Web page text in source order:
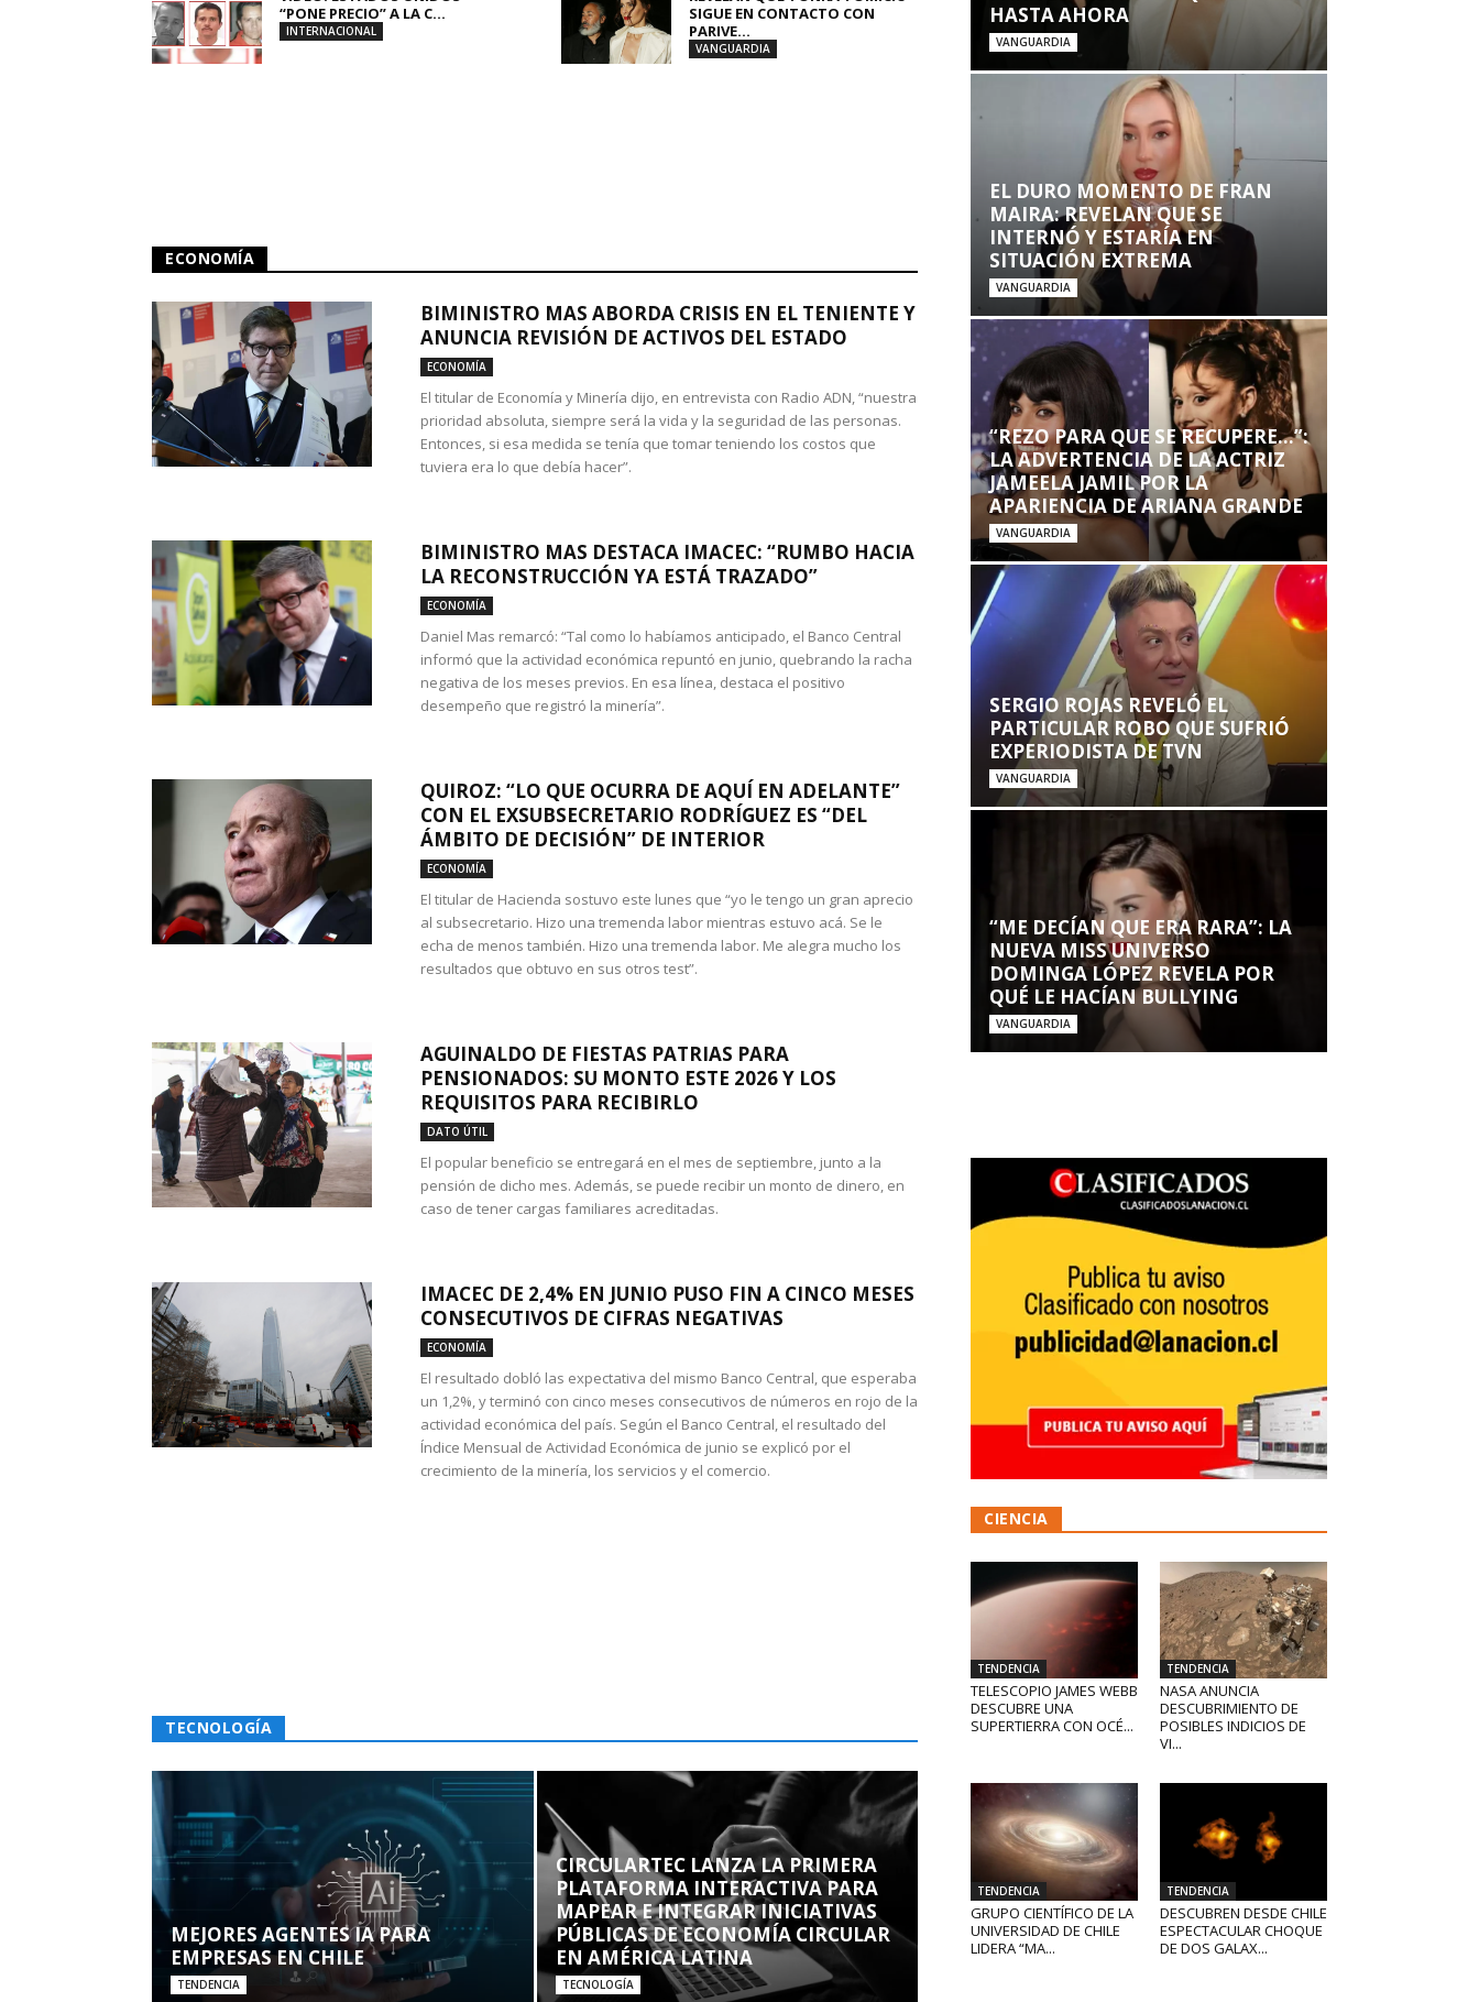
“PONE PRECIO” A LA C...
INTERNACIONAL
SIGUE EN CONTACTO CON
PARIVE...
VANGUARDIA
ECONOMÍA
BIMINISTRO MAS ABORDA CRISIS EN EL TENIENTE Y
ANUNCIA REVISIÓN DE ACTIVOS DEL ESTADO
ECONOMÍA
El titular de Economía y Minería dijo, en entrevista con Radio ADN, “nuestra
prioridad absoluta, siempre será la vida y la seguridad de las personas.
Entonces, si esa medida se tenía que tomar teniendo los costos que
tuviera era lo que debía hacer”.
BIMINISTRO MAS DESTACA IMACEC: “RUMBO HACIA
LA RECONSTRUCCIÓN YA ESTÁ TRAZADO”
ECONOMÍA
Daniel Mas remarcó: “Tal como lo habíamos anticipado, el Banco Central
informó que la actividad económica repuntó en junio, quebrando la racha
negativa de los meses previos. En esa línea, destaca el positivo
desempeño que registró la minería”.
QUIROZ: “LO QUE OCURRA DE AQUÍ EN ADELANTE”
CON EL EXSUBSECRETARIO RODRÍGUEZ ES “DEL
ÁMBITO DE DECISIÓN” DE INTERIOR
ECONOMÍA
El titular de Hacienda sostuvo este lunes que “yo le tengo un gran aprecio
al subsecretario. Hizo una tremenda labor mientras estuvo acá. Se le
echa de menos también. Hizo una tremenda labor. Me alegra mucho los
resultados que obtuvo en sus otros test”.
AGUINALDO DE FIESTAS PATRIAS PARA
PENSIONADOS: SU MONTO ESTE 2026 Y LOS
REQUISITOS PARA RECIBIRLO
DATO ÚTIL
El popular beneficio se entregará en el mes de septiembre, junto a la
pensión de dicho mes. Además, se puede recibir un monto de dinero, en
caso de tener cargas familiares acreditadas.
IMACEC DE 2,4% EN JUNIO PUSO FIN A CINCO MESES
CONSECUTIVOS DE CIFRAS NEGATIVAS
ECONOMÍA
El resultado dobló las expectativa del mismo Banco Central, que esperaba
un 1,2%, y terminó con cinco meses consecutivos de números en rojo de la
actividad económica del país. Según el Banco Central, el resultado del
Índice Mensual de Actividad Económica de junio se explicó por el
crecimiento de la minería, los servicios y el comercio.
TECNOLOGÍA
MEJORES AGENTES IA PARA
EMPRESAS EN CHILE
TENDENCIA
CIRCULARTEC LANZA LA PRIMERA
PLATAFORMA INTERACTIVA PARA
MAPEAR E INTEGRAR INICIATIVAS
PÚBLICAS DE ECONOMÍA CIRCULAR
EN AMÉRICA LATINA
TECNOLOGÍA
HASTA AHORA
VANGUARDIA
EL DURO MOMENTO DE FRAN
MAIRA: REVELAN QUE SE
INTERNÓ Y ESTARÍA EN
SITUACIÓN EXTREMA
VANGUARDIA
“REZO PARA QUE SE RECUPERE…”:
LA ADVERTENCIA DE LA ACTRIZ
JAMEELA JAMIL POR LA
APARIENCIA DE ARIANA GRANDE
VANGUARDIA
SERGIO ROJAS REVELÓ EL
PARTICULAR ROBO QUE SUFRIÓ
EXPERIODISTA DE TVN
VANGUARDIA
“ME DECÍAN QUE ERA RARA”: LA
NUEVA MISS UNIVERSO
DOMINGA LÓPEZ REVELA POR
QUÉ LE HACÍAN BULLYING
VANGUARDIA
CIENCIA
TENDENCIA
TELESCOPIO JAMES WEBB
DESCUBRE UNA
SUPERTIERRA CON OCÉ...
TENDENCIA
NASA ANUNCIA
DESCUBRIMIENTO DE
POSIBLES INDICIOS DE
VI...
TENDENCIA
GRUPO CIENTÍFICO DE LA
UNIVERSIDAD DE CHILE
LIDERA “MA...
TENDENCIA
DESCUBREN DESDE CHILE
ESPECTACULAR CHOQUE
DE DOS GALAX...